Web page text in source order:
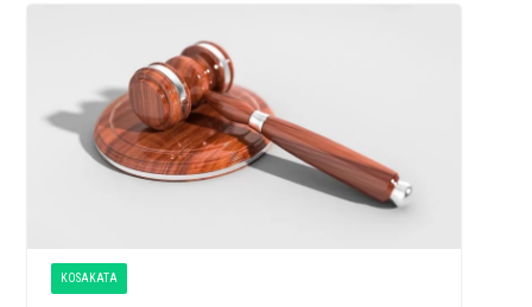
KOSAKATA